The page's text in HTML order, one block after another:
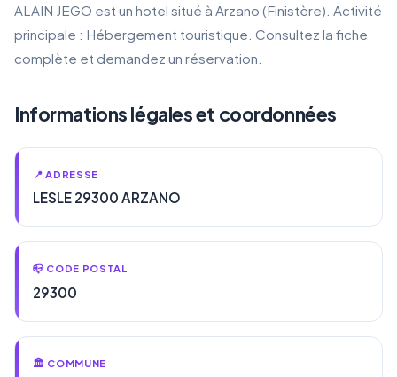
ALAIN JEGO est un hotel situé à Arzano (Finistère). Activité
principale : Hébergement touristique. Consultez la fiche
complète et demandez un réservation.
Informations légales et coordonnées
📍 ADRESSE
LESLE 29300 ARZANO
📪 CODE POSTAL
29300
🏛️ COMMUNE